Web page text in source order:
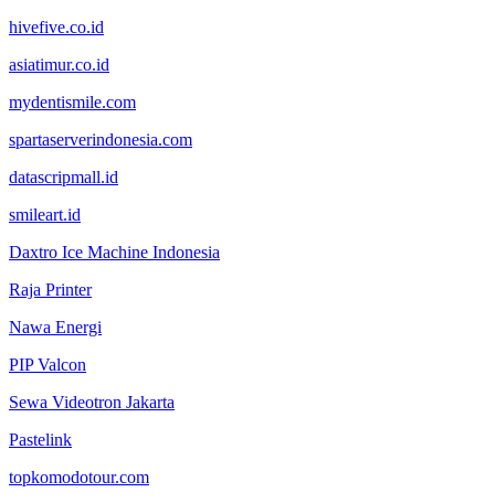
hivefive.co.id
asiatimur.co.id
mydentismile.com
spartaserverindonesia.com
datascripmall.id
smileart.id
Daxtro Ice Machine Indonesia
Raja Printer
Nawa Energi
PIP Valcon
Sewa Videotron Jakarta
Pastelink
topkomodotour.com